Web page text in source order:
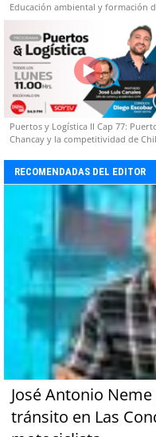
Educación ambiental y formación
capacidades técnicas
Puertos y Logística II Cap 77:
Chancay y la competitividad de
RECOMENDADAS DEL EDITOR
José Antonio
tránsito en Las